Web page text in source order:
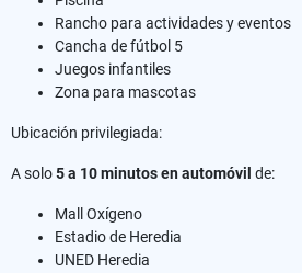
Rancho para actividades y eventos
Cancha de fútbol 5
Juegos infantiles
Zona para mascotas
Ubicación privilegiada:
A solo5 a 10 minutos en automóvil de:
Mall Oxígeno
Estadio de Heredia
UNED Heredia